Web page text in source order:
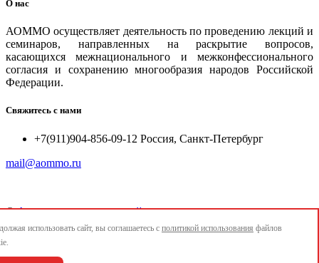
О нас
АОММО осуществляет деятельность по проведению лекций и
семинаров, направленных на раскрытие вопросов,
касающихся межнационального и межконфессионального
согласия и сохранению многообразия народов Российской
Федерации.
Свяжитесь с нами
+7(911)904-856-09-12 Россия, Санкт-Петербург
mail@aommo.ru
© Ассоциация организаций по реализации национальных
проектов и достижению национальных целей развития
использовать сайт, вы соглашаетесь с политикой использования файлов